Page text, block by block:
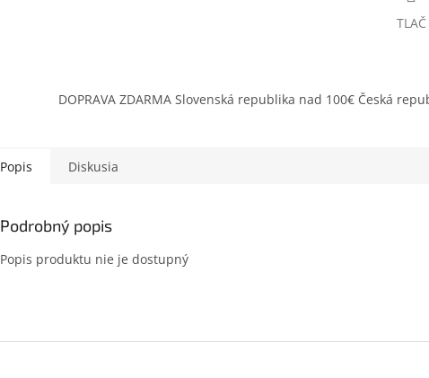
TLAČ
DOPRAVA ZDARMA Slovenská republika nad 100€ Česká
Popis Diskusia
Podrobný popis
Popis produktu nie je dostupný